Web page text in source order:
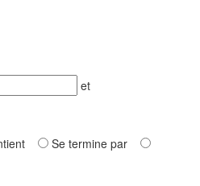
et
Se termine par